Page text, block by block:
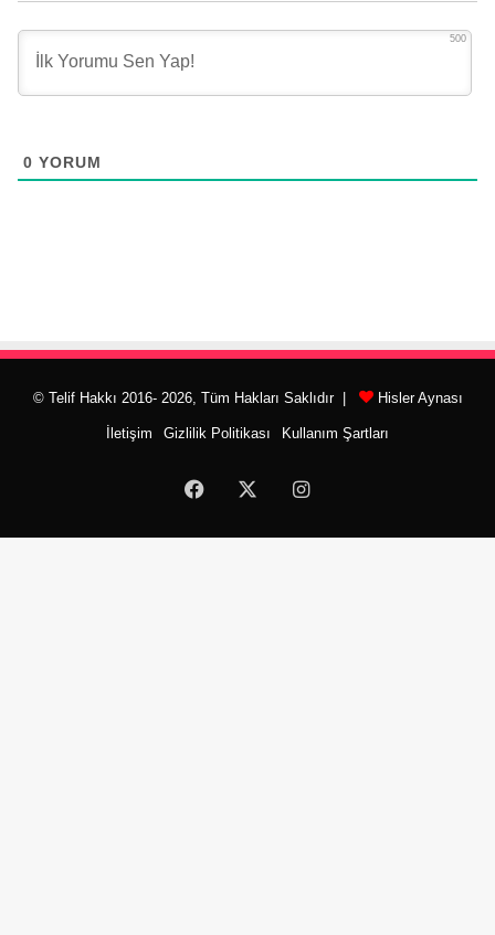
500
0 YORUM
© Telif Hakkı 2016- 2026, Tüm Hakları Saklıdır | Hisler Aynası
İletişim Gizlilik Politikası Kullanım Şartları
Facebook Instagram